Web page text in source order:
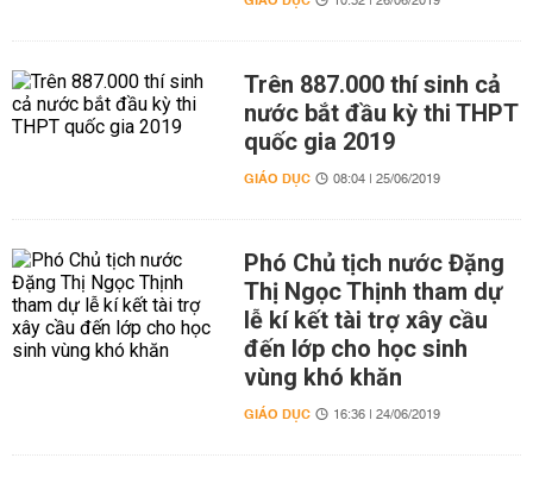
Trên 887.000 thí sinh cả
nước bắt đầu kỳ thi THPT
quốc gia 2019
GIÁO DỤC 08:04 | 25/06/2019
Phó Chủ tịch nước Đặng
Thị Ngọc Thịnh tham dự
lễ kí kết tài trợ xây cầu
đến lớp cho học sinh
vùng khó khăn
GIÁO DỤC 16:36 | 24/06/2019